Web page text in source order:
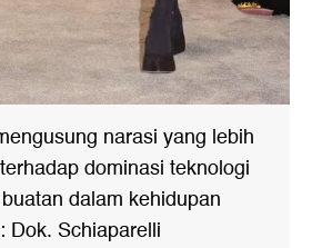
narasi yang lebih
dominasi teknologi
dalam kehidupan
Dok. Schiaparelli